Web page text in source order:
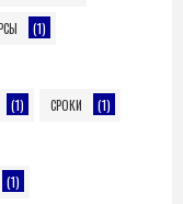
(1)
(1) СРОКИ (1)
(1)